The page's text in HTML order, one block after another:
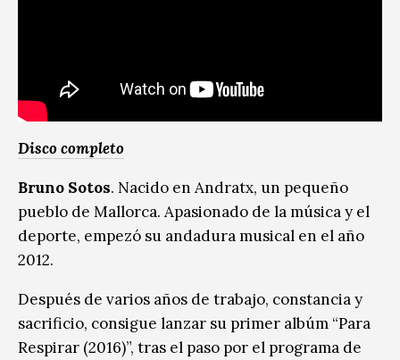
Disco completo
Bruno Sotos. Nacido en Andratx, un pequeño
pueblo de Mallorca. Apasionado de la música y el
deporte, empezó su andadura musical en el año
2012.
Después de varios años de trabajo, constancia y
sacrificio, consigue lanzar su primer albúm “Para
Respirar (2016)”, tras el paso por el programa de